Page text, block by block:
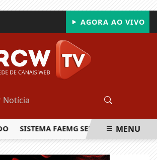
AGORA AO VIVO
SISTEMA FAEMG SENAR LANÇA OMENU